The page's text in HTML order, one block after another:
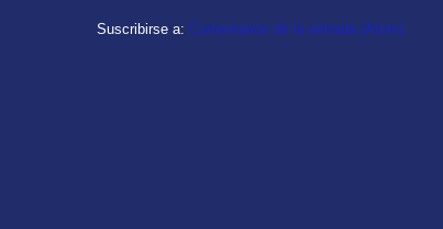
Suscribirse a: Comentarios de la entrada (Atom)